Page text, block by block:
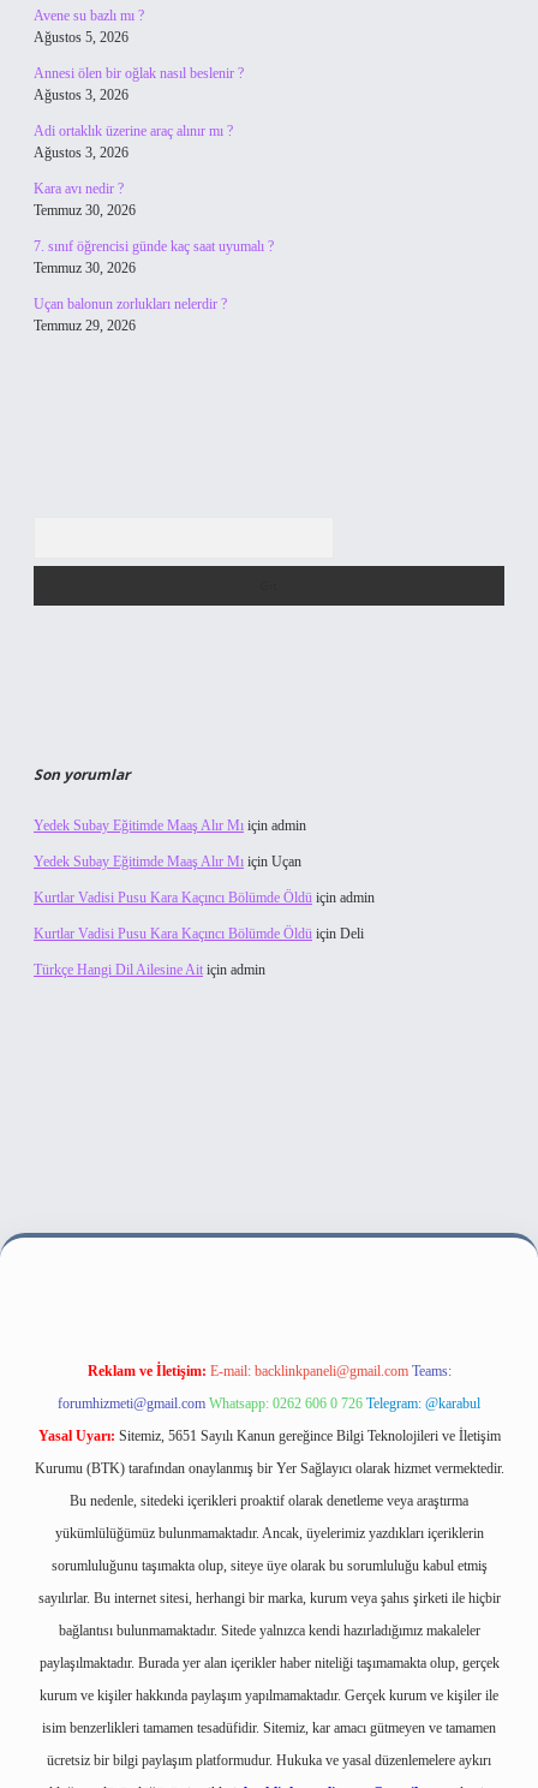
Avene su bazlı mı ?
Ağustos 5, 2026
Annesi ölen bir oğlak nasıl beslenir ?
Ağustos 3, 2026
Adi ortaklık üzerine araç alınır mı ?
Ağustos 3, 2026
Kara avı nedir ?
Temmuz 30, 2026
7. sınıf öğrencisi günde kaç saat uyumalı ?
Temmuz 30, 2026
Uçan balonun zorlukları nelerdir ?
Temmuz 29, 2026
Son yorumlar
Yedek Subay Eğitimde Maaş Alır Mı için admin
Yedek Subay Eğitimde Maaş Alır Mı için Uçan
Kurtlar Vadisi Pusu Kara Kaçıncı Bölümde Öldü için admin
Kurtlar Vadisi Pusu Kara Kaçıncı Bölümde Öldü için Deli
Türkçe Hangi Dil Ailesine Ait için admin
sitesi
Reklam ve İletişim: E-mail: backlinkpaneli@gmail.com Teams:
forumhizmeti@gmail.com Whatsapp: 0262 606 0 726 Telegram: @karabul
Yasal Uyarı: Sitemiz, 5651 Sayılı Kanun gereğince Bilgi Teknolojileri ve İletişim
Kurumu (BTK) tarafından onaylanmış bir Yer Sağlayıcı olarak hizmet vermektedir.
Bu nedenle, sitedeki içerikleri proaktif olarak denetleme veya araştırma
yükümlülüğümüz bulunmamaktadır. Ancak, üyelerimiz yazdıkları içeriklerin
sorumluluğunu taşımakta olup, siteye üye olarak bu sorumluluğu kabul etmiş
sayılırlar. Bu internet sitesi, herhangi bir marka, kurum veya şahıs şirketi ile hiçbir
bağlantısı bulunmamaktadır. Sitede yalnızca kendi hazırladığımız makaleler
paylaşılmaktadır. Burada yer alan içerikler haber niteliği taşımamakta olup, gerçek
kurum ve kişiler hakkında paylaşım yapılmamaktadır. Gerçek kurum ve kişiler ile
isim benzerlikleri tamamen tesadüfidir. Sitemiz, kar amacı gütmeyen ve tamamen
ücretsiz bir bilgi paylaşım platformudur. Hukuka ve yasal düzenlemelere aykırı